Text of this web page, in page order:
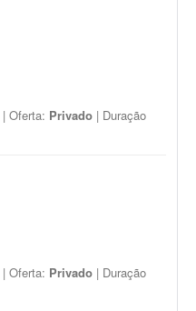
| Oferta: Privado | Duração
| Oferta: Privado | Duração